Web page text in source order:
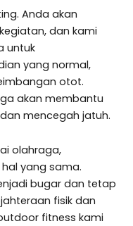
Anda akan
dan kami
untuk
yang normal,
otot.
akan membantu
mencegah jatuh.
olahraga,
yang sama.
bugar dan tetap
fisik dan
fitness kami